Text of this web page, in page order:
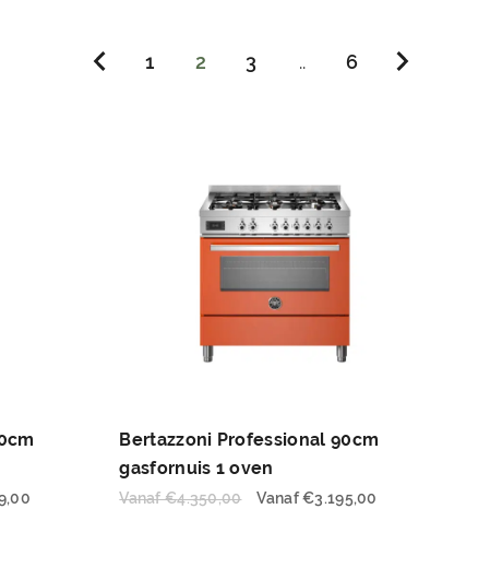
1 2 3 .. 6
Bertazzoni Professional 90cm
gasfornuis 1 oven
Vanaf€4.350,00 Vanaf€3.195,00